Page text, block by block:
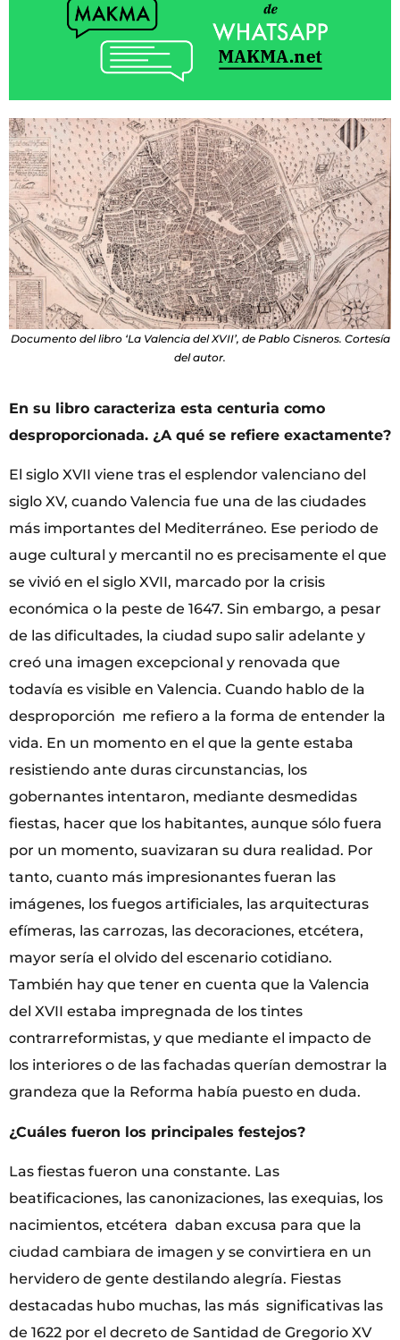
Documento del libro ‘La Valencia del XVII’, de Pablo Cisneros. Cortesía
del autor.
En su libro caracteriza esta centuria como
desproporcionada. ¿A qué se refiere exactamente?
El siglo XVII viene tras el esplendor valenciano del
siglo XV, cuando Valencia fue una de las ciudades
más importantes del Mediterráneo. Ese periodo de
auge cultural y mercantil no es precisamente el que
se vivió en el siglo XVII, marcado por la crisis
económica o la peste de 1647. Sin embargo, a pesar
de las dificultades, la ciudad supo salir adelante y
creó una imagen excepcional y renovada que
todavía es visible en Valencia. Cuando hablo de la
desproporción me refiero a la forma de entender la
vida. En un momento en el que la gente estaba
resistiendo ante duras circunstancias, los
gobernantes intentaron, mediante desmedidas
fiestas, hacer que los habitantes, aunque sólo fuera
por un momento, suavizaran su dura realidad. Por
tanto, cuanto más impresionantes fueran las
imágenes, los fuegos artificiales, las arquitecturas
efímeras, las carrozas, las decoraciones, etcétera,
mayor sería el olvido del escenario cotidiano.
También hay que tener en cuenta que la Valencia
del XVII estaba impregnada de los tintes
contrarreformistas, y que mediante el impacto de
los interiores o de las fachadas querían demostrar la
grandeza que la Reforma había puesto en duda.
¿Cuáles fueron los principales festejos?
Las fiestas fueron una constante. Las
beatificaciones, las canonizaciones, las exequias, los
nacimientos, etcétera daban excusa para que la
ciudad cambiara de imagen y se convirtiera en un
hervidero de gente destilando alegría. Fiestas
destacadas hubo muchas, las más significativas las
de 1622 por el decreto de Santidad de Gregorio XV